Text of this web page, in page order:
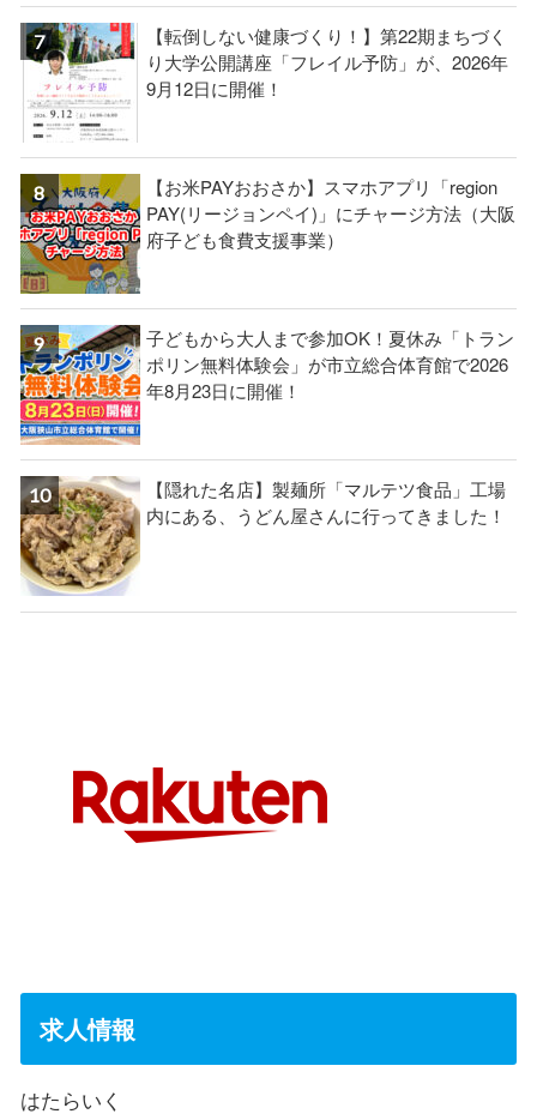
【転倒しない健康づくり！】第22期まちづく
り大学公開講座「フレイル予防」が、2026年
9月12日に開催！
【お米PAYおおさか】スマホアプリ「region
PAY(リージョンペイ)」にチャージ方法（大阪
府子ども食費支援事業）
子どもから大人まで参加OK！夏休み「トラン
ポリン無料体験会」が市立総合体育館で2026
年8月23日に開催！
【隠れた名店】製麺所「マルテツ食品」工場
内にある、うどん屋さんに行ってきました！
求人情報
はたらいく